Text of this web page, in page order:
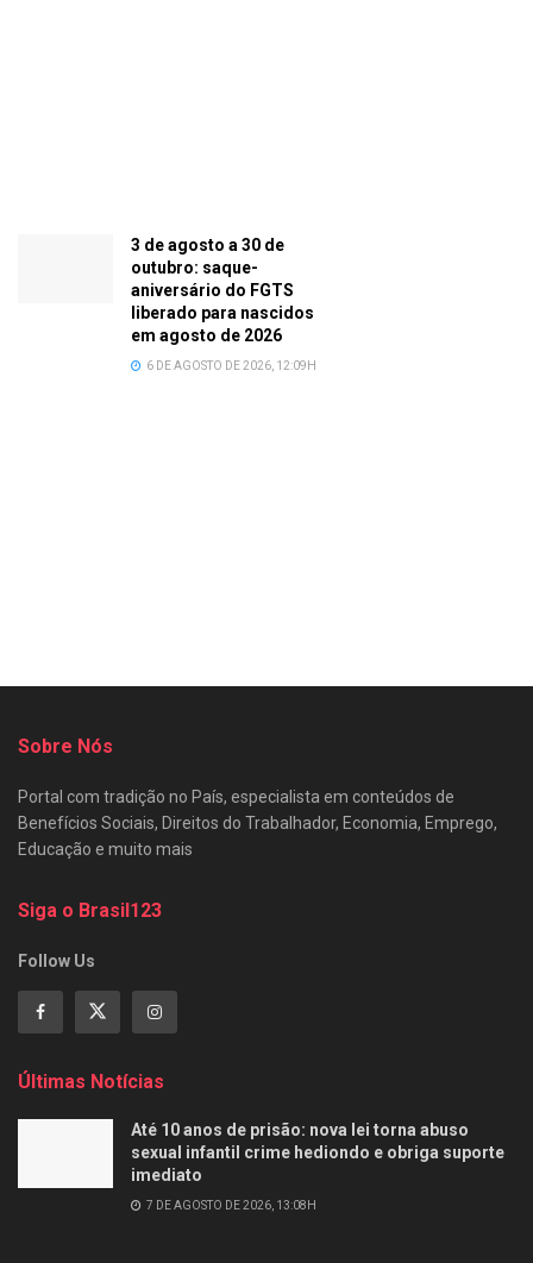
3 de agosto a 30 de
outubro: saque-
aniversário do FGTS
liberado para nascidos
em agosto de 2026
6 DE AGOSTO DE 2026, 12:09H
Sobre Nós
Portal com tradição no País, especialista em conteúdos de
Benefícios Sociais, Direitos do Trabalhador, Economia, Emprego,
Educação e muito mais
Siga o Brasil123
Follow Us
Últimas Notícias
Até 10 anos de prisão: nova lei torna abuso
sexual infantil crime hediondo e obriga suporte
imediato
7 DE AGOSTO DE 2026, 13:08H